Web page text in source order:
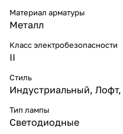
Материал арматуры
Металл
Класс электробезопасности
II
Стиль
Индустриальный, Лофт,
Тип лампы
Светодиодные